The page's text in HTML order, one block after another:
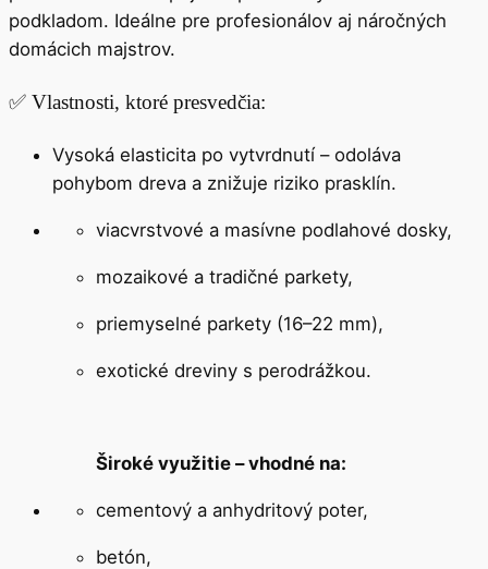
podkladom. Ideálne pre profesionálov aj náročných
domácich majstrov.
✅ Vlastnosti, ktoré presvedčia:
Vysoká elasticita po vytvrdnutí – odoláva
pohybom dreva a znižuje riziko prasklín.
viacvrstvové a masívne podlahové dosky,
mozaikové a tradičné parkety,
priemyselné parkety (16–22 mm),
exotické dreviny s perodrážkou.
Široké využitie – vhodné na:
cementový a anhydritový poter,
betón,